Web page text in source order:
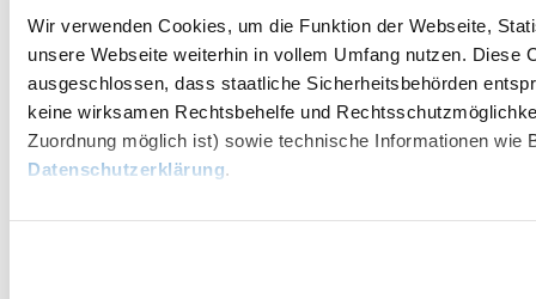
Wir verwenden Cookies, um die Funktion der Webseite,
unsere Webseite weiterhin in vollem Umfang nutzen.
ausgeschlossen, dass staatliche Sicherheitsbehörden
keine wirksamen Rechtsbehelfe und
Zuordnung möglich ist) sowie technische Informationen
Datenschutzerklärung.